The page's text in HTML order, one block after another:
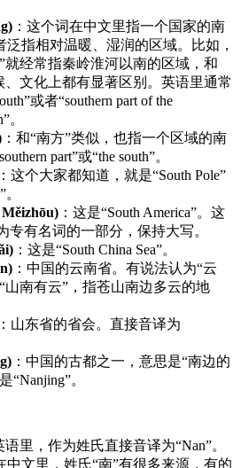
：这个词在中文里指一个国家的南
泛指相对温暖、湿润的区域。比如，
就经常指秦岭淮河以南的区域，和
、文化上都有显著区别。英语里通常
或者“southern part of the
。
：和“南方”类似，也指一个区域的南
part”或“the south”。
：这个大家都知道，就是“South Pole”
：这是“South America”。这
专有名词的一部分，保持大写。
：这是“South China Sea”。
：中国的云南省。有说法认为“云
山南有云”，指苍山南边多云的地
：山东省的省会。直接音译为
：中国的古都之一，意思是“南边的
“Nanjing”。
里，作为姓氏直接音译为“Nan”。
中文里，姓氏“南”有很多来源，有的